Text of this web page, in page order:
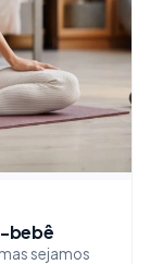
bebê
sejamos